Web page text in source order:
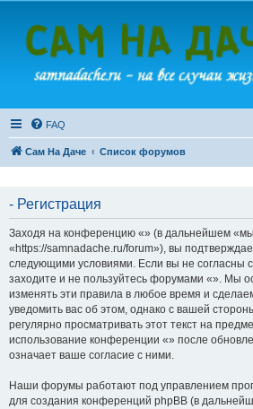
FAQ
Сам На Даче Список форумов
- Регистрация
Заходя на конференцию «» (в дальнейшем
«https://samnadache.ru/forum»), вы
следующими условиями. Если вы не согласны
заходите и не пользуйтесь форумами «». Мы
изменять эти правила в любое время и
уведомить вас об этом, однако с вашей
регулярно просматривать этот текст на
использование конференции «» после
означает ваше согласие с ними.
Наши форумы работают под управлением
для создания конференций phpBB (в